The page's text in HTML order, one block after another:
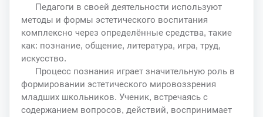
Педагоги в своей деятельности используют
методы и формы эстетического воспитания
комплексно через определённые средства, такие
как: познание, общение, литература, игра, труд,
искусство.
Процесс познания играет значительную роль в
формировании эстетического мировоззрения
младших школьников. Ученик, встречаясь с
содержанием вопросов, действий, воспринимает